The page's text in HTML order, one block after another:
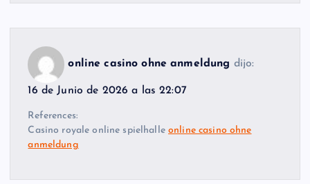
online casino ohne anmeldung dijo:
16 de Junio de 2026 a las 22:07
References:
Casino royale online spielhalle online casino ohne
anmeldung